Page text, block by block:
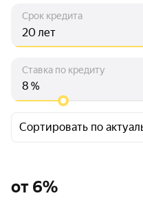
Срок кредита
лет
Ставка по кредиту
%
Сортировать по
от 6%